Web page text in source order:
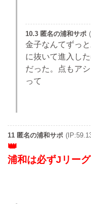
10.3 匿名の浦和サポ
金子なんてずっ
に抜いて進入し
だった。点もア
って
11 匿名の浦和サポ
浦和は必ずJリー